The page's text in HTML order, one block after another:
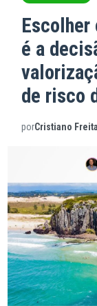
Escolher
é a
de risco
porCristiano